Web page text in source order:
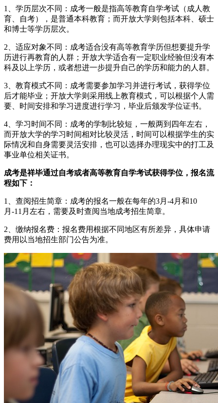
1、学历层次不同：成考一般是指高等教育自学考试（成人教
育、自考），是普通本科教育；而开放大学则包括本科、硕士
和博士等学历层次。
2、适应对象不同：成考适合没有高等教育学历但想要提升学
历进行再教育的人群；开放大学适合有一定职业经验但没有本
科及以上学历，或者想进一步提升自己的学历和能力的人群。
3、教育模式不同：成考需要参加学习并进行考试，获得学位
后才能毕业；开放大学则采用线上教育模式，可以根据个人需
要、时间安排和学习进度进行学习，毕业后颁发学位证书。
4、学习时间不同：成考的学制比较短，一般两到四年左右，
而开放大学的学习时间相对比较灵活，时间可以根据学生的实
际情况和自身需要灵活安排，也可以选择办理现实中的打工及
事业单位相关证书。
成考是祥毕通过自考或者高等教育自学考试获得学位，报名流
程如下：
1、查阅招生简章：成考的报名一般在每年的3月-4月和10
月-11月左右，需要及时查阅当地成考招生简章。
2、缴纳报名费：报名费用根据不同地区有所差异，具体申请
费用以当地招生部门公告为准。